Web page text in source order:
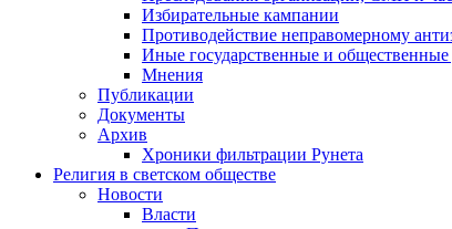
Избирательные кампании
Противодействие неправомерному
Иные государственные и общественные
Мнения
Публикации
Документы
Архив
Хроники фильтрации Рунета
Религия в светском обществе
Новости
Власти